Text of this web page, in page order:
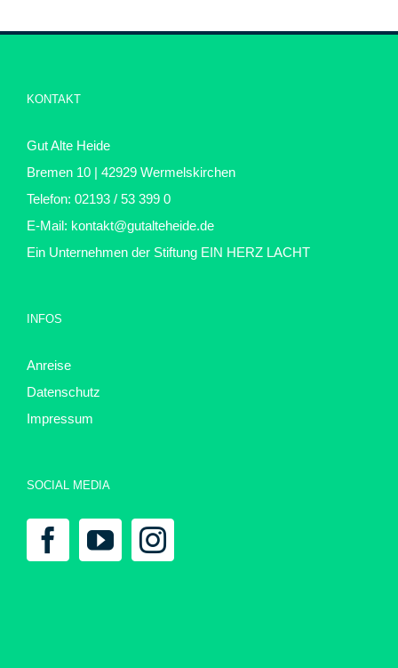
KONTAKT
Gut Alte Heide
Bremen 10 | 42929 Wermelskirchen
Telefon: 02193 / 53 399 0
E-Mail: kontakt@gutalteheide.de
Ein Unternehmen der Stiftung EIN HERZ LACHT
INFOS
Anreise
Datenschutz
Impressum
SOCIAL MEDIA